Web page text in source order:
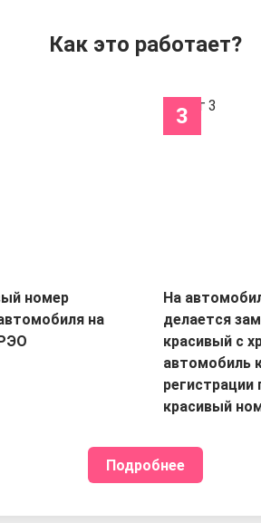
Как это работает?
номер
на
3
На
делается
красивый с
автомобиль
регистрации
красивый
Подробнее